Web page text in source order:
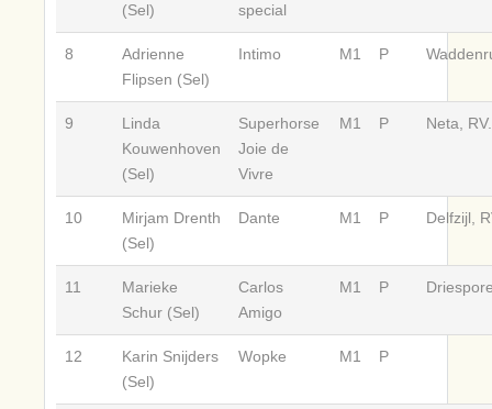
(Sel)
special
8
Adrienne
Flipsen (Sel)
Intimo M1 P
9
Linda
Kouwenhoven
(Sel)
Superhorse
Joie de
Vivre
M1 P Neta, RV.
10
Mirjam Drenth
(Sel)
Dante M1 P Delfzijl,
11
Marieke
Schur (Sel)
Carlos
Amigo
M1 P
12
Karin Snijders
(Sel)
Wopke M1 P